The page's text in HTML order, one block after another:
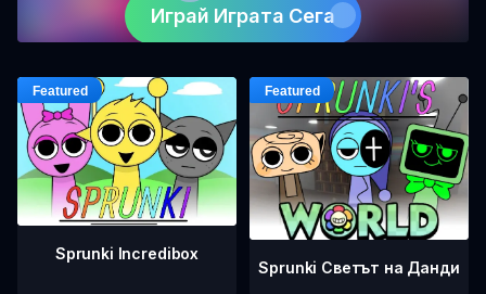
Играй Играта Сега
Sprunki Incredibox
Sprunki Светът на Данди